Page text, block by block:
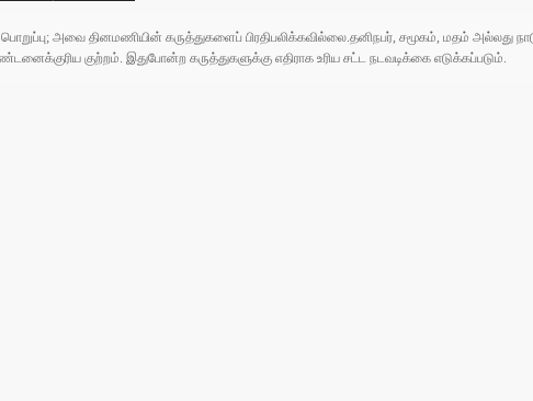
அவை தினமணியின் கருத்துகளைப் பிரதிபலிக்கவில்லை.தனிநபர், சமூகம், மதம் அல்லது
குற்றம். இதுபோன்ற கருத்துகளுக்கு எதிராக உரிய சட்ட நடவடிக்கை எடுக்கப்படும்.